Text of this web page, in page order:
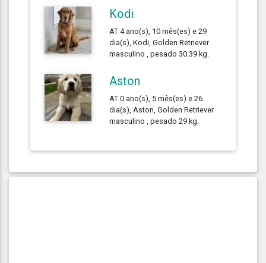
Kodi
AT 4 ano(s), 10 mês(es) e 29
dia(s), Kodi, Golden Retriever
masculino , pesado 30.39 kg.
Aston
AT 0 ano(s), 5 mês(es) e 26
dia(s), Aston, Golden Retriever
masculino , pesado 29 kg.